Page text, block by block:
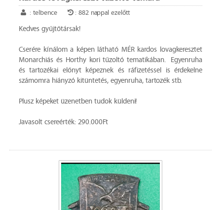
: telbence : 882 nappal ezelőtt
Kedves gyűjtőtársak!
Cserére kínálom a képen látható MÉR kardos lovagkeresztet
Monarchiás és Horthy kori tűzoltó tematikában. Egyenruha
és tartozékai előnyt képeznek és ráfizetéssel is érdekelne
számomra hiányzó kitüntetés, egyenruha, tartozék stb.
Plusz képeket üzenetben tudok küldeni!
Javasolt csereérték: 290.000Ft